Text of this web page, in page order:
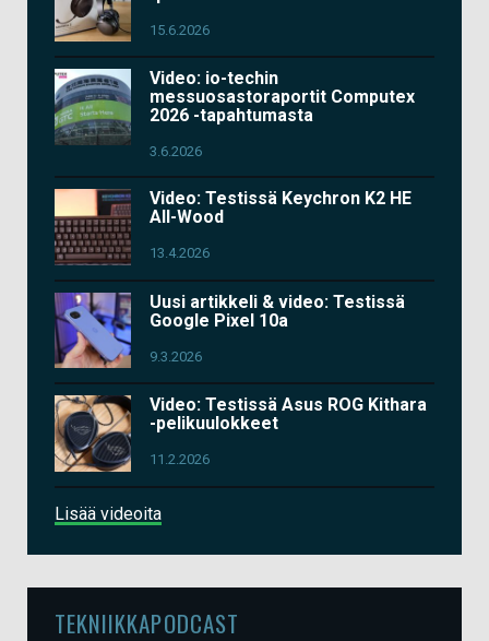
15.6.2026
Video: io-techin
messuosastoraportit Computex
2026 -tapahtumasta
3.6.2026
Video: Testissä Keychron K2 HE
All-Wood
13.4.2026
Uusi artikkeli & video: Testissä
Google Pixel 10a
9.3.2026
Video: Testissä Asus ROG Kithara
-pelikuulokkeet
11.2.2026
Lisää videoita
TEKNIIKKAPODCAST